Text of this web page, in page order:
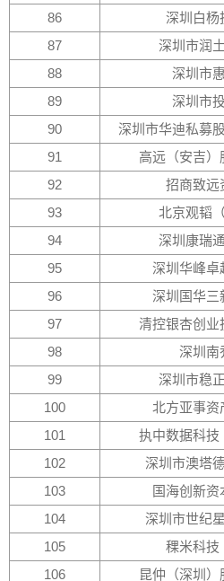
86
深圳白杨
87
深圳市润
88
深圳市
89
深圳市
90
深圳市华迪私募
91
高远（安吉）
92
招商致远
93
北京观韬
94
深圳康瑞
95
深圳华峰卓
96
深圳国华三
97
清控银杏创业
98
深圳南
99
深圳市稳
100
北方亚事资
101
执中数据科技
102
深圳市澳塔
103
国海创新资
104
深圳市世纪
105
稞米科技
106
昆仲（深圳